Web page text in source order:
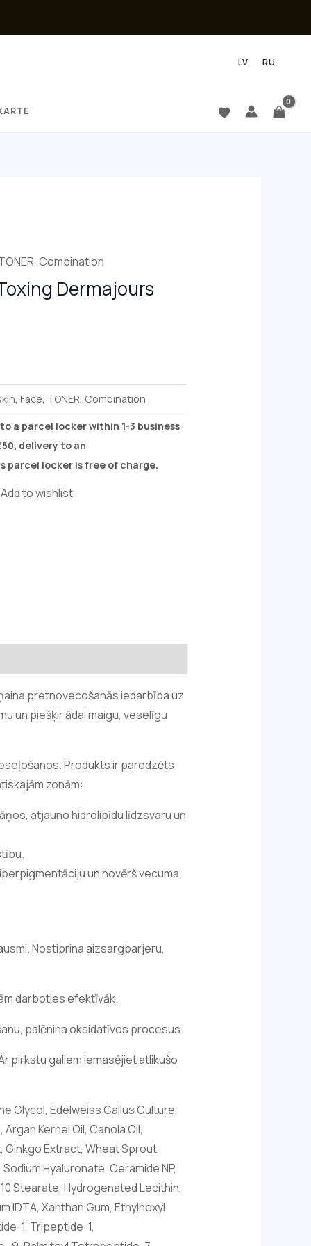
LV RU
,Combination
Dermajours
,Face, TONER, Combination
a parcel locker within 1-3 business
delivery to an
parcel locker is free of charge.
Add to wishlist
pretnovecošanās iedarbība uz
un piešķir ādai maigu, veselīgu
Produkts ir paredzēts
zonām:
atjauno hidrolipīdu līdzsvaru un
un novērš vecuma
Nostiprina aizsargbarjeru,
darboties efektīvāk.
palēnina oksidatīvos procesus.
pirkstu galiem iemasējiet atlikušo
Glycol, Edelweiss Callus Culture
Kernel Oil, Canola Oil,
Ginkgo Extract, Wheat Sprout
Hyaluronate, Ceramide NP,
Stearate, Hydrogenated Lecithin,
IDTA, Xanthan Gum, Ethylhexyl
1, Tripeptide-1,